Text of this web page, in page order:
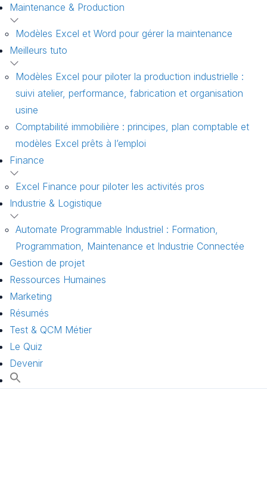
Maintenance & Production
Modèles Excel et Word pour gérer la maintenance
Meilleurs tuto
Modèles Excel pour piloter la production industrielle :
suivi atelier, performance, fabrication et organisation
usine
Comptabilité immobilière : principes, plan comptable et
modèles Excel prêts à l’emploi
Finance
Excel Finance pour piloter les activités pros
Industrie & Logistique
Automate Programmable Industriel : Formation,
Programmation, Maintenance et Industrie Connectée
Gestion de projet
Ressources Humaines
Marketing
Résumés
Test & QCM Métier
Le Quiz
Devenir